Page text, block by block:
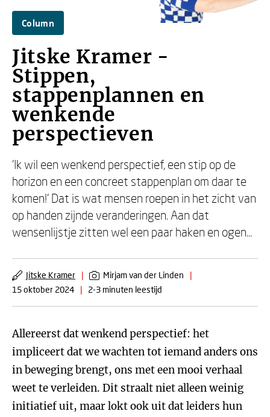
Column
Jitske Kramer -
Stippen,
stappenplannen en
wenkende
perspectieven
‘Ik wil een wenkend perspectief, een stip op de
horizon en een concreet stappenplan om daar te
komen!’ Dat is wat mensen roepen in het zicht van
op handen zijnde veranderingen. Aan dat
wensenlijstje zitten wel een paar haken en ogen...
Jitske Kramer | Mirjam van der Linden
|
15 oktober 2024
| 2-3 minuten leestijd
Allereerst dat wenkend perspectief: het
impliceert dat we wachten tot iemand anders ons
in beweging brengt, ons met een mooi verhaal
weet te verleiden. Dit straalt niet alleen weinig
initiatief uit, maar lokt ook uit dat leiders hun